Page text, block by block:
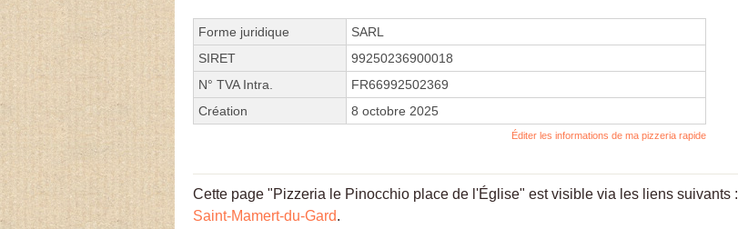
Forme juridique
SARL
SIRET
99250236900018
N° TVA Intra.
FR66992502369
Création
8 octobre 2025
Éditer les informations de ma pizzeria rapide
Cette page "Pizzeria le Pinocchio place de l'Église" est visible via les liens suivants :
Saint-Mamert-du-Gard.